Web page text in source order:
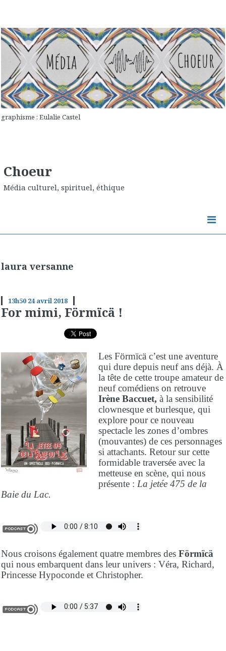
graphisme : Eulalie Castel
Choeur
Média culturel, spirituel, éthique
laura versanne
13h50 24 avril 2018
For mimi, Förmïcä !
Les Förmïcä c’est une aventure
qui dure depuis neuf ans déjà. À
la tête de cette troupe amateur de
neuf comédiens on retrouve
Irène Baccuet, à la sensibilité
clownesque et burlesque, qui
explore pour ce nouveau
spectacle les zones d’ombres
(mouvantes) de ces personnages
si attachants. Retour sur cette
formidable traversée avec la
metteuse en scène, qui nous
présente : La jetée 475 de la
Baie du Lac.
Nous croisons également quatre membres des Förmïcä
qui nous embarquent dans leur univers : Véra, Richard,
Princesse Hypoconde et Christopher.